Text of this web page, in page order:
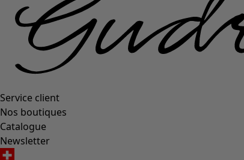
Service client
Nos boutiques
Catalogue
Newsletter